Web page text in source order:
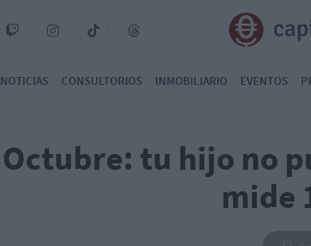
NOTICIAS CONSULTORIOS INMOBILIARIO EVENTOS
Octubre: tu hijo no
mide